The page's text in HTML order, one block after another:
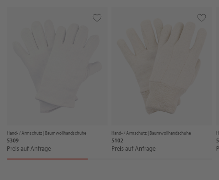
Hand- / Armschutz | Baumwollhandschuhe
5309
Preis auf Anfrage
Hand- / Armschutz | Baumwollhandschuhe
5102
Preis auf Anfrage